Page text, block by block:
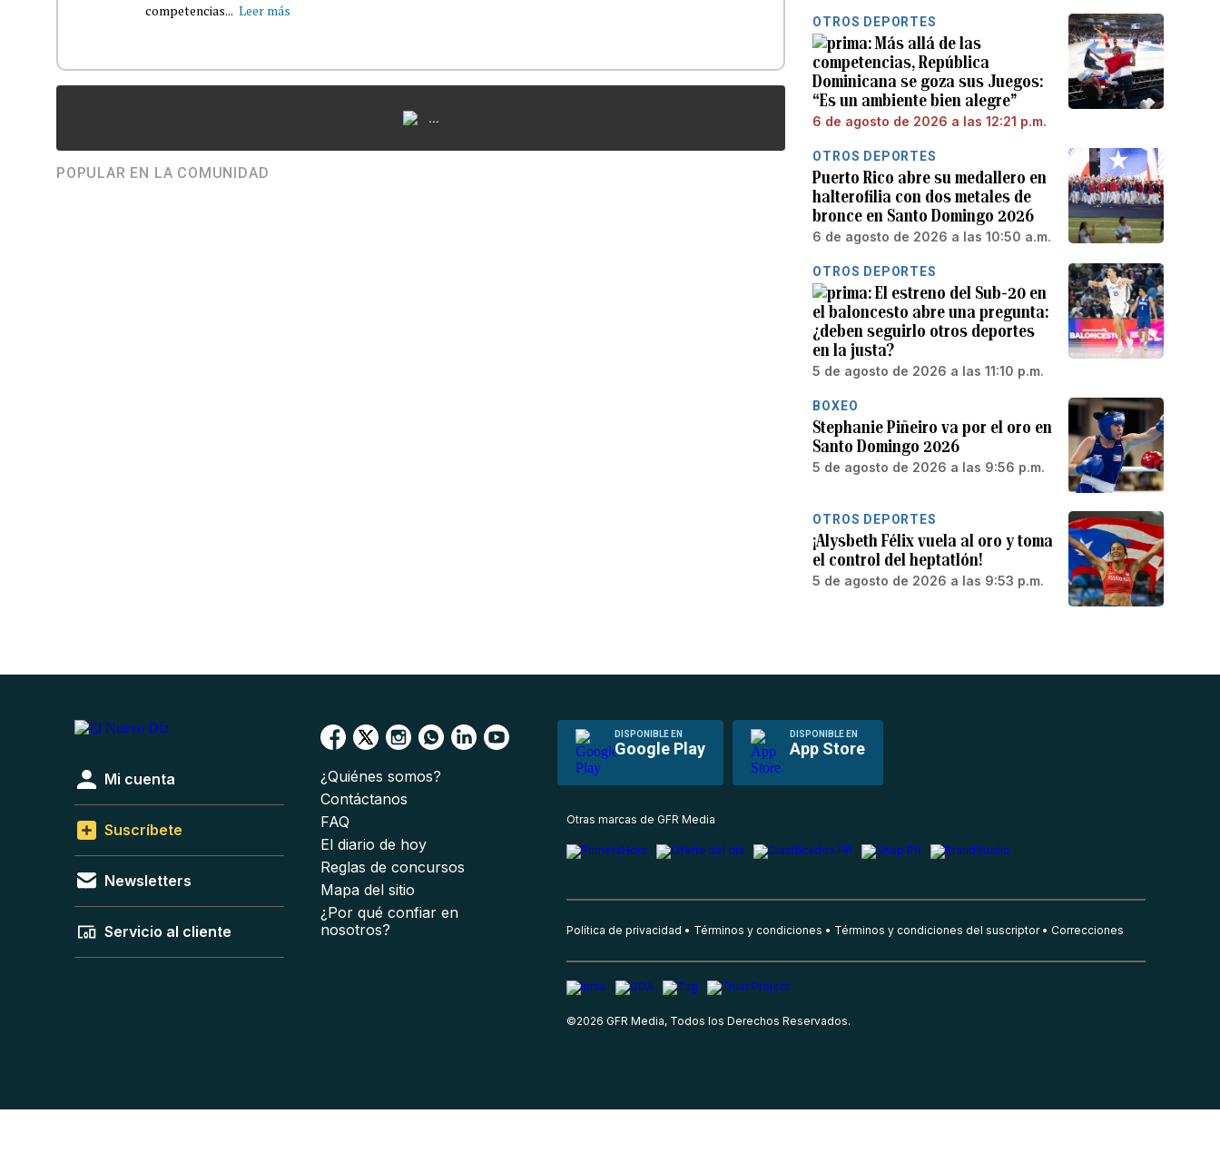
competencias... Leer más
...
POPULAR EN LA COMUNIDAD
OTROS DEPORTES
Más allá de las
competencias, República
Dominicana se goza sus Juegos:
“Es un ambiente bien alegre”
6 de agosto de 2026 a las 12:21 p.m.
OTROS DEPORTES
Puerto Rico abre su medallero en
halterofilia con dos metales de
bronce en Santo Domingo 2026
6 de agosto de 2026 a las 10:50 a.m.
OTROS DEPORTES
El estreno del Sub-20 en
el baloncesto abre una pregunta:
¿deben seguirlo otros deportes
en la justa?
5 de agosto de 2026 a las 11:10 p.m.
BOXEO
Stephanie Piñeiro va por el oro en
Santo Domingo 2026
5 de agosto de 2026 a las 9:56 p.m.
OTROS DEPORTES
¡Alysbeth Félix vuela al oro y toma
el control del heptatlón!
5 de agosto de 2026 a las 9:53 p.m.
DISPONIBLE EN
Google Play
DISPONIBLE EN
App Store
Mi cuenta
Suscríbete
Newsletters
Servicio al cliente
¿Quiénes somos?
Contáctanos
FAQ
El diario de hoy
Reglas de concursos
Mapa del sitio
¿Por qué confiar en
nosotros?
Otras marcas de GFR Media
Política de privacidad Términos y condiciones Términos y condiciones del suscriptor Correcciones
©2026 GFR Media, Todos los Derechos Reservados.